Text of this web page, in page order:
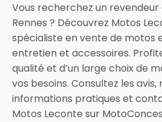
Vous recherchez un
Rennes ? Découvrez Motos
spécialiste en vente de motos
entretien et accessoires.
qualité et d’un large choix de
vos besoins. Consultez les
informations pratiques et
Motos Leconte sur